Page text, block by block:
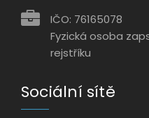
IČO: 76165078
Fyzická osoba
rejstříku
Sociální sítě